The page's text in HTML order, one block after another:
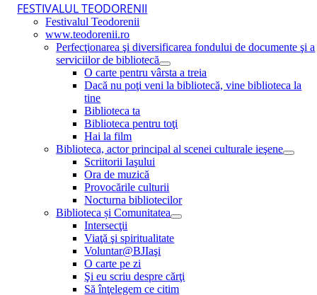
FESTIVALUL TEODORENII
Festivalul Teodorenii
www.teodorenii.ro
Perfecţionarea şi diversificarea fondului de documente şi a
serviciilor de bibliotecă
O carte pentru vârsta a treia
Dacă nu poţi veni la bibliotecă, vine biblioteca la
tine
Biblioteca ta
Biblioteca pentru toţi
Hai la film
Biblioteca, actor principal al scenei culturale ieşene
Scriitorii Iaşului
Ora de muzică
Provocările culturii
Nocturna bibliotecilor
Biblioteca și Comunitatea
Intersecţii
Viaţă şi spiritualitate
Voluntar@BJIaşi
O carte pe zi
Şi eu scriu despre cărţi
Să înţelegem ce citim